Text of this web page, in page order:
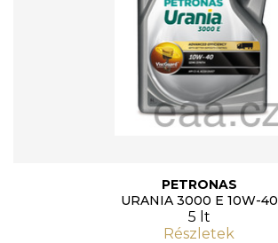
PETRONAS
URANIA 3000 E 10W-40
5 lt
Részletek